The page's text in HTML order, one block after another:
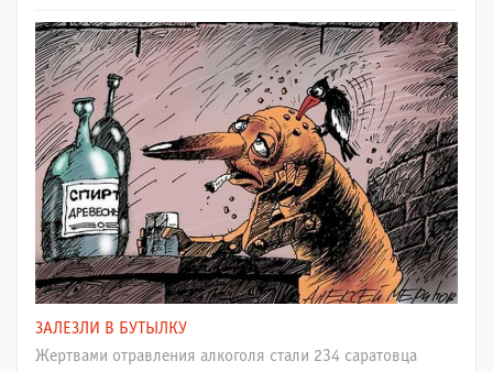
ЗАЛЕЗЛИ В БУТЫЛКУ
Жертвами отравления алкоголя стали 234 саратовца